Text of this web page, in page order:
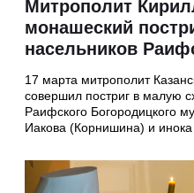
Митрополит
монашеский
насельников
17 марта митрополит
совершил постриг в малую
Раифского Богородицкого
Иакова (Корнишина) и